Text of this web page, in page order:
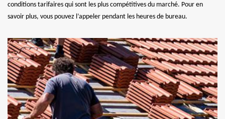
conditions tarifaires qui sont les plus compétitives du marché. Pour en
savoir plus, vous pouvez l’appeler pendant les heures de bureau.